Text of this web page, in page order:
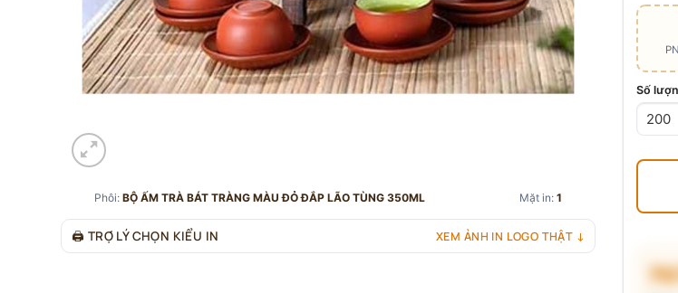
Phôi: BỘ ẤM TRÀ BÁT TRÀNG MÀU ĐỎ ĐẮP LÃO TÙNG 350ML Mặt in: 1
🖨 TRỢ LÝ CHỌN KIỂU IN XEM ẢNH IN LOGO THẬT ↓
Số